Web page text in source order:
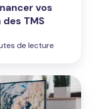
vos
TMS
de lecture